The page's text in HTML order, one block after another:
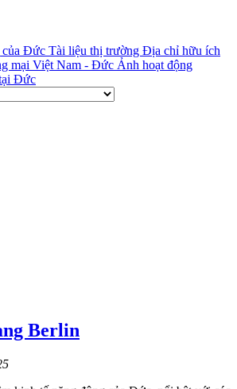
của Đức Tài liệu thị trường Địa chỉ hữu ích
mại Việt Nam - Đức Ảnh hoạt động
Đức
Berlin